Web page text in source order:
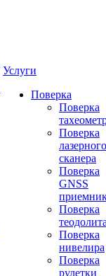
Услуги
Поверка
Поверка
Поверка
лазерного
сканера
Поверка
GNSS
Поверка
Поверка
нивелира
Поверка
рулетки